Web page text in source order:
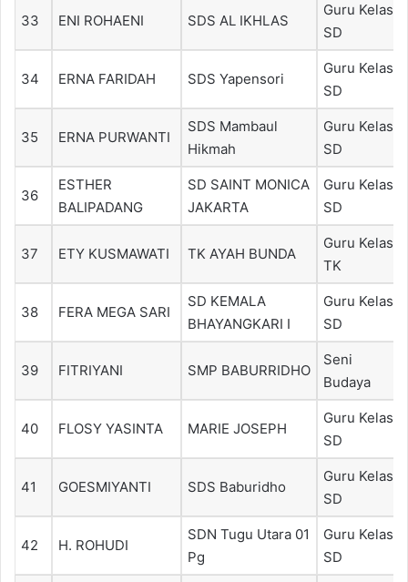
33 ENI ROHAENI SDS AL IKHLAS
Guru Kelas
SD
34 ERNA FARIDAH SDS Yapensori
Guru Kelas
SD
35 ERNA PURWANTI
SDS Mambaul
Hikmah
Guru Kelas
SD
36
ESTHER
BALIPADANG
SD SAINT MONICA
JAKARTA
Guru Kelas
SD
37 ETY KUSMAWATI TK AYAH BUNDA
Guru Kelas
TK
38 FERA MEGA SARI
SD KEMALA
BHAYANGKARI I
Guru Kelas
SD
39 FITRIYANI SMP BABURRIDHO
Seni
Budaya
40 FLOSY YASINTA MARIE JOSEPH
Guru Kelas
SD
41 GOESMIYANTI SDS Baburidho
Guru Kelas
SD
42 H. ROHUDI
SDN Tugu Utara 01
Pg
Guru Kelas
SD